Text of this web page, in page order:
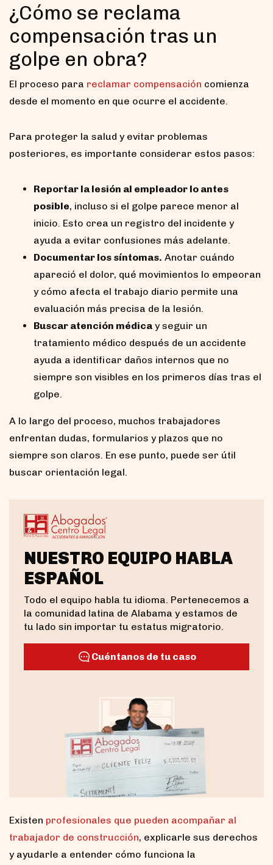
¿Cómo se reclama
compensación tras un
golpe en obra?
El proceso para reclamar compensación comienza
desde el momento en que ocurre el accidente.
Para proteger la salud y evitar problemas
posteriores, es importante considerar estos pasos:
Reportar la lesión al empleador lo antes
posible, incluso si el golpe parece menor al
inicio. Esto crea un registro del incidente y
ayuda a evitar confusiones más adelante.
Documentar los síntomas. Anotar cuándo
apareció el dolor, qué movimientos lo empeoran
y cómo afecta el trabajo diario permite una
evaluación más precisa de la lesión.
Buscar atención médica y seguir un
tratamiento médico después de un accidente
ayuda a identificar daños internos que no
siempre son visibles en los primeros días tras el
golpe.
A lo largo del proceso, muchos trabajadores
enfrentan dudas, formularios y plazos que no
siempre son claros. En ese punto, puede ser útil
buscar orientación legal.
NUESTRO EQUIPO HABLA
ESPAÑOL
Todo el equipo habla tu idioma. Pertenecemos a
la comunidad latina de Alabama y estamos de
tu lado sin importar tu estatus migratorio.
Cuéntanos de tu caso
Existen profesionales que pueden acompañar al
trabajador de construcción, explicarle sus derechos
y ayudarle a entender cómo funciona la